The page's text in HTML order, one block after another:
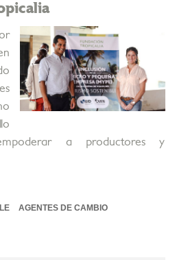
a productores y
AGENTES DE CAMBIO